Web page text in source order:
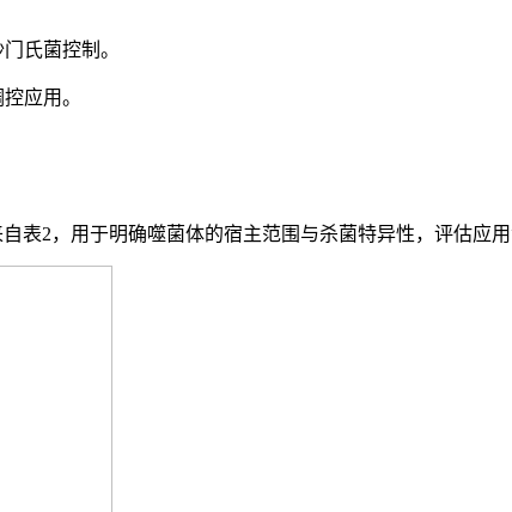
氏菌控制。
应用。
表2，用于明确噬菌体的宿主范围与杀菌特异性，评估应